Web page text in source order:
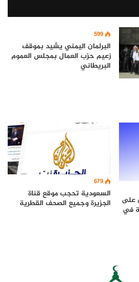
599
البرلمان اليمني يشيد بموقف
زعيم حزب العمال بمجلس العموم
البريطاني
على
في
679
السعودية تحجب موقع قناة
الجزيرة وجميع الصحف القطرية